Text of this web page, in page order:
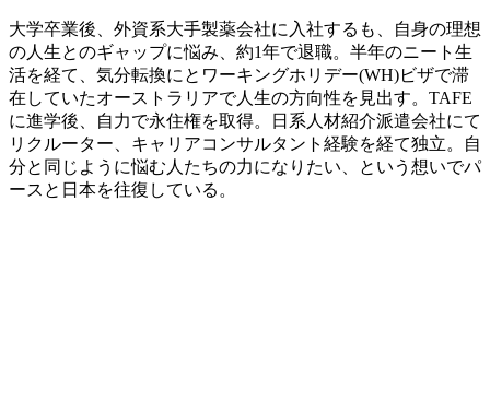
大学卒業後、外資系大手製薬会社に入社するも、自身の理想
の人生とのギャップに悩み、約1年で退職。半年のニート生
活を経て、気分転換にとワーキングホリデー(WH)ビザで滞
在していたオーストラリアで人生の方向性を見出す。TAFE
に進学後、自力で永住権を取得。日系人材紹介派遣会社にて
リクルーター、キャリアコンサルタント経験を経て独立。自
分と同じように悩む人たちの力になりたい、という想いでパ
ースと日本を往復している。